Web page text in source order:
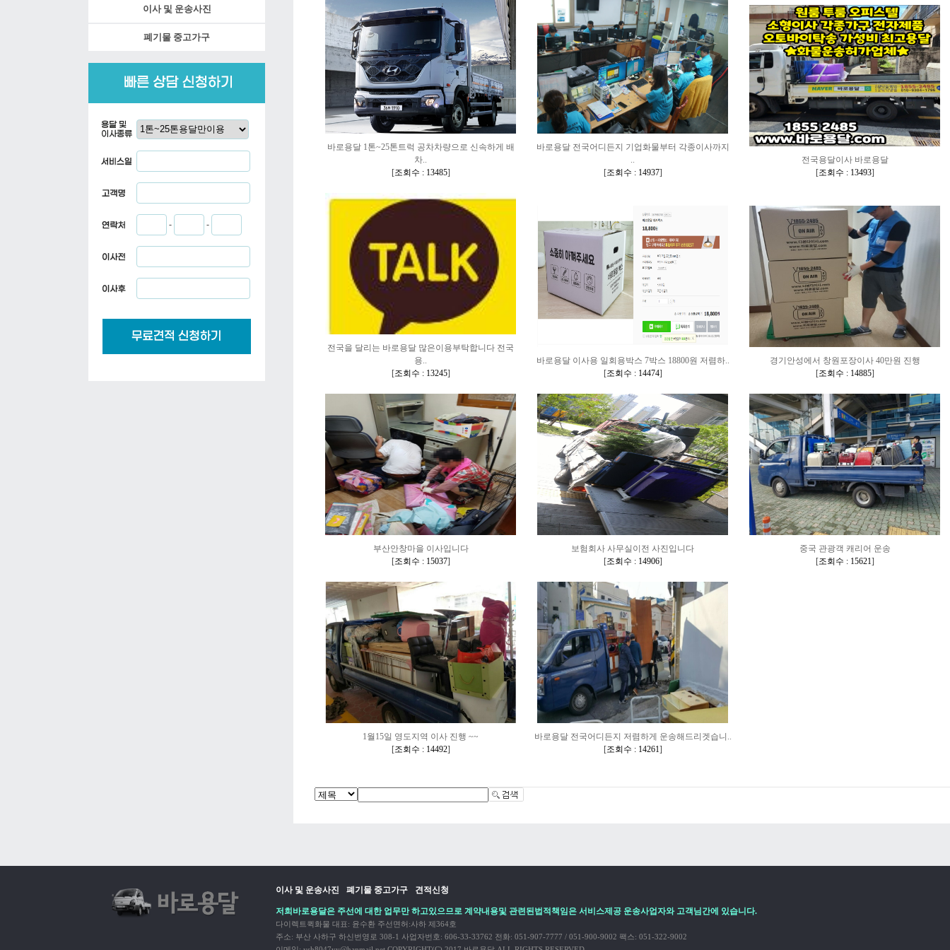
이사 및 운송사진
폐기물 중고가구
- -
바로용달 1톤~25톤트럭 공차차량으로 신속하게 배
차..
[조회수 : 13485]
바로용달 전국어디든지 기업화물부터 각종이사까지
..
[조회수 : 14937]
전국용달이사 바로용달
[조회수 : 13493]
전국을 달리는 바로용달 많은이용부탁합니다 전국
용..
[조회수 : 13245]
바로용달 이사용 일회용박스 7박스 18800원 저렴하..
[조회수 : 14474]
경기안성에서 창원포장이사 40만원 진행
[조회수 : 14885]
부산안창마을 이사입니다
[조회수 : 15037]
보험회사 사무실이전 사진입니다
[조회수 : 14906]
중국 관광객 캐리어 운송
[조회수 : 15621]
1월15일 영도지역 이사 진행 ~~
[조회수 : 14492]
바로용달 전국어디든지 저렴하게 운송해드리겟습니..
[조회수 : 14261]
이사 및 운송사진 폐기물 중고가구 견적신청
저희바로용달은 주선에 대한 업무만 하고있으므로 계약내용및 관련된법적책임은 서비스제공 운송사업자와 고객님간에 있습니다.
다이렉트퀵화물 대표: 윤수환 주선면허:사하 제364호
주소: 부산 사하구 하신번영로 308-1 사업자번호: 606-33-33762 전화: 051-907-7777 / 051-900-9002 팩스: 051-322-9002